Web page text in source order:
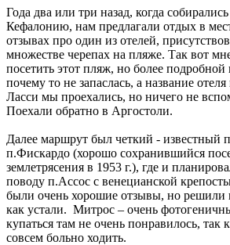
Года два или три назад, когда
Кефалонию, нам предлагали отдых в
отзывах про один из отелей,
множестве черепах на пляже. Так вот
посетить этот пляж, но более
почему то не запаслась, а название
Ласси мы проехались, но ничего не
Поехали обратно в Аргостоли.
Далее маршрут был четкий - известный
п.Фискардо (хорошо сохранившийся
землетрясения в 1953 г.), где и
поводу п.Ассос с венецианской
были очень хорошие отзывы, но решили
как устали. Митрос – очень
купаться там не очень понравилось, так
совсем больно ходить.